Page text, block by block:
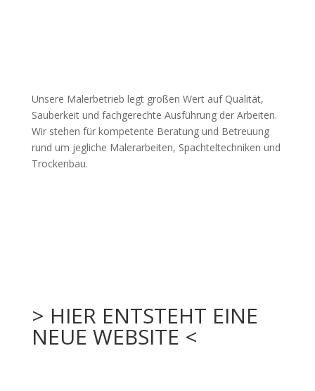
Unsere Malerbetrieb legt großen Wert auf Qualität,
Sauberkeit und fachgerechte Ausführung der Arbeiten.
Wir stehen für kompetente Beratung und Betreuung
rund um jegliche Malerarbeiten, Spachteltechniken und
Trockenbau.
> HIER ENTSTEHT EINE
NEUE WEBSITE <